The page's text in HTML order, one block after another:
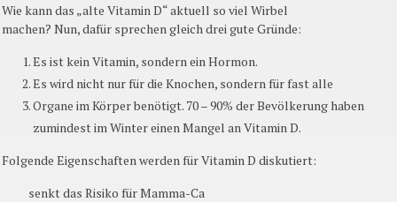
Wie kann das „alte Vitamin D“ aktuell so viel Wirbel
machen? Nun, dafür sprechen gleich drei gute Gründe:
Es ist kein Vitamin, sondern ein Hormon.
Es wird nicht nur für die Knochen, sondern für fast alle
Organe im Körper benötigt. 70 – 90% der Bevölkerung haben
zumindest im Winter einen Mangel an Vitamin D.
Folgende Eigenschaften werden für Vitamin D diskutiert:
senkt das Risiko für Mamma-Ca